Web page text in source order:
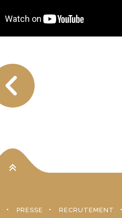
PRESSE RECRUTEMENT